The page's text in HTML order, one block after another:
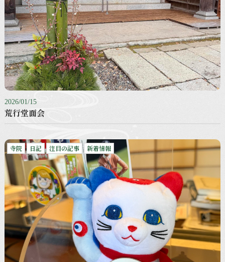
2026/01/15
荒行堂面会
寺院 日記 注目の記事 新着情報